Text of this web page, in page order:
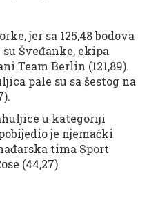
jer sa 125,48 bodova
Šveđanke, ekipa
Team Berlin (121,89).
pale su sa šestog na
u kategoriji
je njemački
tima Sport
(44,27).